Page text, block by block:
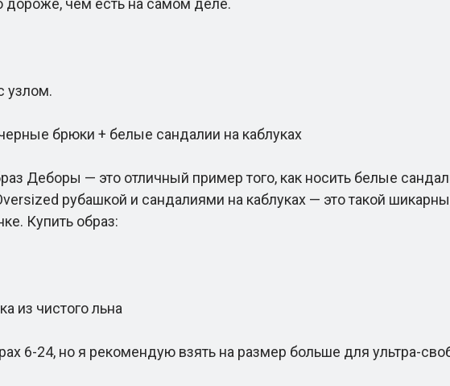
чем есть на самом деле.
узлом.
брюки + белые сандалии на каблуках
Деборы — это отличный пример того, как носить белые
рубашкой и сандалиями на каблуках — это такой
Купить образ:
из чистого льна
6-24, но я рекомендую взять на размер больше для ультра-